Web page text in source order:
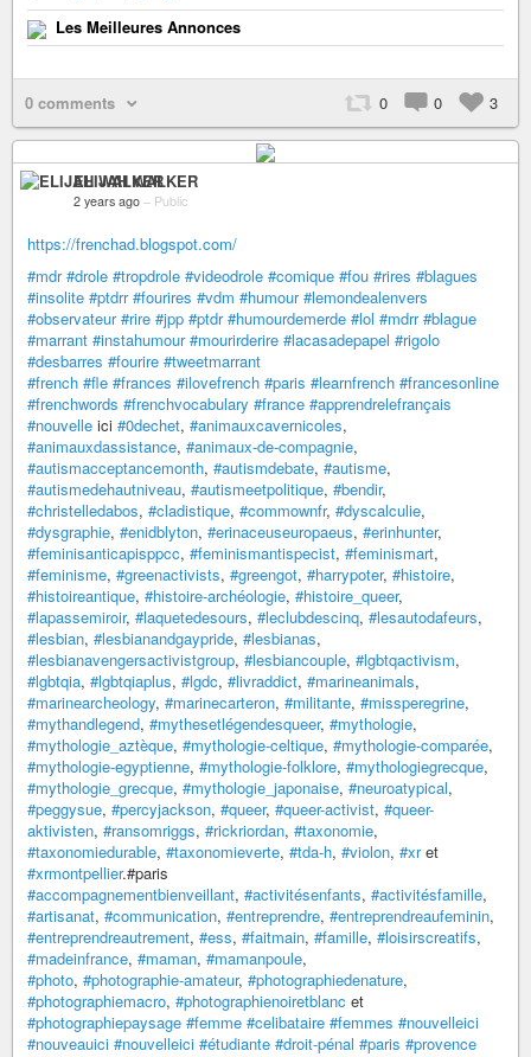
Les Meilleures Annonces
0 comments 0 0 3
ELIJAH WALKER
2 years ago – Public
https://frenchad.blogspot.com/
#mdr #drole #tropdrole #videodrole #comique #fou #rires #blagues
#insolite #ptdrr #fourires #vdm #humour #lemondealenvers
#observateur #rire #jpp #ptdr #humourdemerde #lol #mdrr #blague
#marrant #instahumour #mourirderire #lacasadepapel #rigolo
#desbarres #fourire #tweetmarrant
#french #fle #frances #ilovefrench #paris #learnfrench #francesonline
#frenchwords #frenchvocabulary #france #apprendrelefrançais
#nouvelle ici #0dechet, #animauxcavernicoles,
#animauxdassistance, #animaux-de-compagnie,
#autismacceptancemonth, #autismdebate, #autisme,
#autismedehautniveau, #autismeetpolitique, #bendir,
#christelledabos, #cladistique, #commownfr, #dyscalculie,
#dysgraphie, #enidblyton, #erinaceuseuropaeus, #erinhunter,
#feminisanticapisppcc, #feminismantispecist, #feminismart,
#feminisme, #greenactivists, #greengot, #harrypoter, #histoire,
#histoireantique, #histoire-archéologie, #histoire_queer,
#lapassemiroir, #laquetedesours, #leclubdescinq, #lesautodafeurs,
#lesbian, #lesbianandgaypride, #lesbianas,
#lesbianavengersactivistgroup, #lesbiancouple, #lgbtqactivism,
#lgbtqia, #lgbtqiaplus, #lgdc, #livraddict, #marineanimals,
#marinearcheology, #marinecarteron, #militante, #missperegrine,
#mythandlegend, #mythesetlégendesqueer, #mythologie,
#mythologie_aztèque, #mythologie-celtique, #mythologie-comparée,
#mythologie-egyptienne, #mythologie-folklore, #mythologiegrecque,
#mythologie_grecque, #mythologie_japonaise, #neuroatypical,
#peggysue, #percyjackson, #queer, #queer-activist, #queer-
aktivisten, #ransomriggs, #rickriordan, #taxonomie,
#taxonomiedurable, #taxonomieverte, #tda-h, #violon, #xret
#xrmontpellier.#paris
#accompagnementbienveillant, #activitésenfants, #activitésfamille,
#artisanat, #communication, #entreprendre, #entreprendreaufeminin,
#entreprendreautrement, #ess, #faitmain, #famille, #loisirscreatifs,
#madeinfrance, #maman, #mamanpoule,
#photo, #photographie-amateur, #photographiedenature,
#photographiemacro, #photographienoiretblanc et
#photographiepaysage #femme #celibataire #femmes #nouvelleici
#nouveauici #nouvelleici #étudiante #droit-pénal #paris #provence